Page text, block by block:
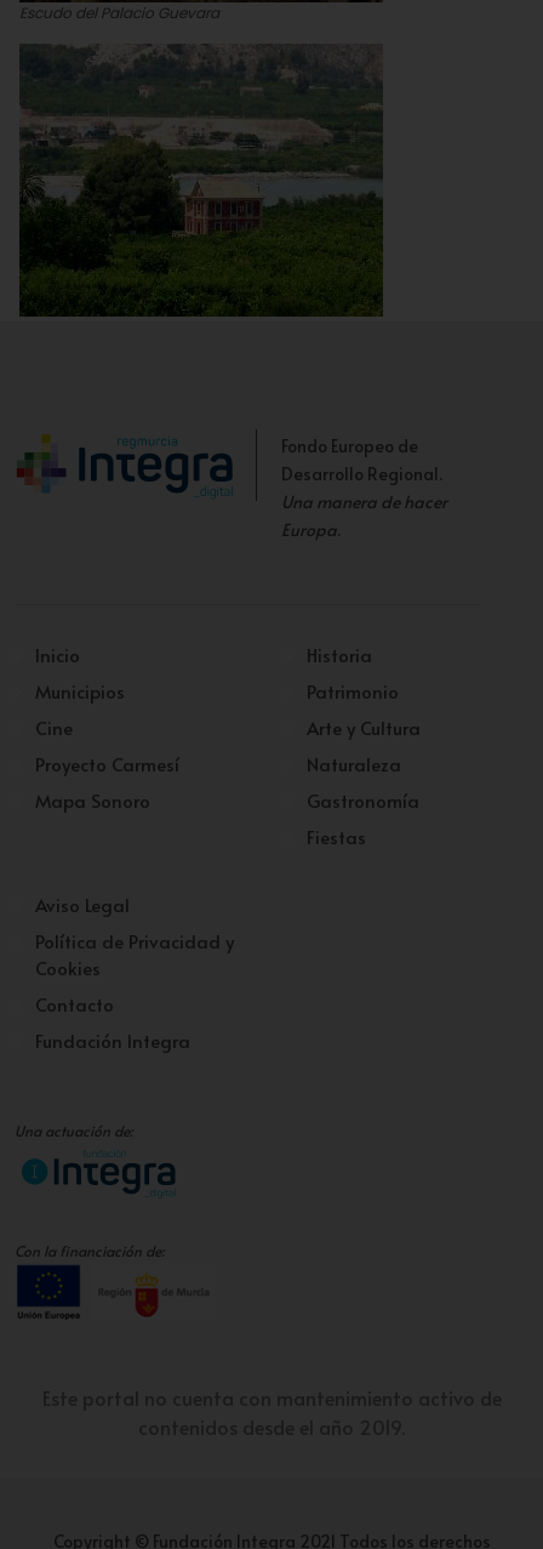
Escudo del Palacio Guevara
Fondo Europeo de
Desarrollo Regional.
Una manera de hacer
Europa.
Inicio
Municipios
Cine
Proyecto Carmesí
Mapa Sonoro
Historia
Patrimonio
Arte y Cultura
Naturaleza
Gastronomía
Fiestas
Aviso Legal
Política de Privacidad y
Cookies
Contacto
Fundación Integra
Una actuación de:
Con la financiación de:
Copyright © Fundación Integra 2021 Todos los derechos